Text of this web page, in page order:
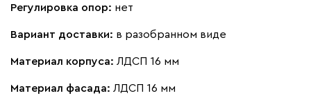
Регулировка опор: нет
Вариант доставки: в разобранном виде
Материал корпуса: ЛДСП 16 мм
Материал фасада: ЛДСП 16 мм